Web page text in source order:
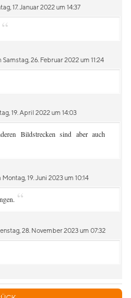
17. Januar 2022 um 14:37
“
26. Februar 2022 um 11:24
19. April 2022 um 14:03
Bildstrecken sind aber auch
19. Juni 2023 um 10:14
“
28. November 2023 um 07:32